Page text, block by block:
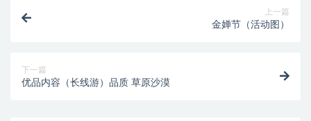
上一篇
金婵节（活动图）
下一篇
优品内容（长线游）品质 草原沙漠